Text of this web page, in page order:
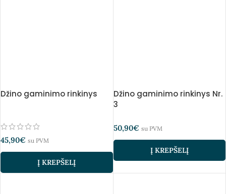
Džino gaminimo rinkinys
45,90€ su PVM
Į KREPŠELĮ
Džino gaminimo rinkinys Nr.
3
50,90€ su PVM
Į KREPŠELĮ